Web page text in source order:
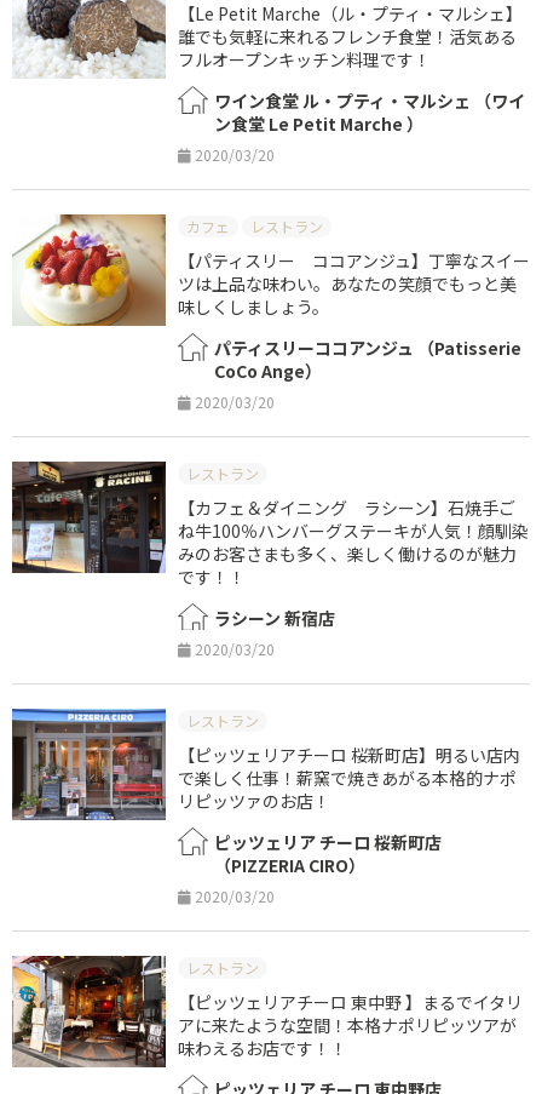
【Le Petit Marche（ル・プティ・マルシェ】
誰でも気軽に来れるフレンチ食堂！活気ある
フルオープンキッチン料理です！
ワイン食堂 ル・プティ・マルシェ （ワイ
ン食堂 Le Petit Marche ）
2020/03/20
カフェ レストラン
【パティスリー ココアンジュ】丁寧なスイー
ツは上品な味わい。あなたの笑顔でもっと美
味しくしましょう。
パティスリーココアンジュ （Patisserie
CoCo Ange）
2020/03/20
レストラン
【カフェ＆ダイニング ラシーン】石焼手ご
ね牛100％ハンバーグステーキが人気！顔馴染
みのお客さまも多く、楽しく働けるのが魅力
です！！
ラシーン 新宿店
2020/03/20
レストラン
【ピッツェリアチーロ 桜新町店】明るい店内
で楽しく仕事！薪窯で焼きあがる本格的ナポ
リピッツァのお店！
ピッツェリア チーロ 桜新町店
（PIZZERIA CIRO）
2020/03/20
レストラン
【ピッツェリアチーロ 東中野 】まるでイタリ
アに来たような空間！本格ナポリピッツアが
味わえるお店です！！
ピッツェリア チーロ 東中野店